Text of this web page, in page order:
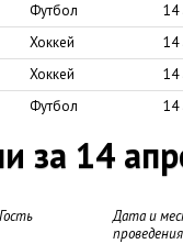
Футбол
14
Хоккей
14
Хоккей
14
Футбол 14
за 14
Гость
Дата и
проведения